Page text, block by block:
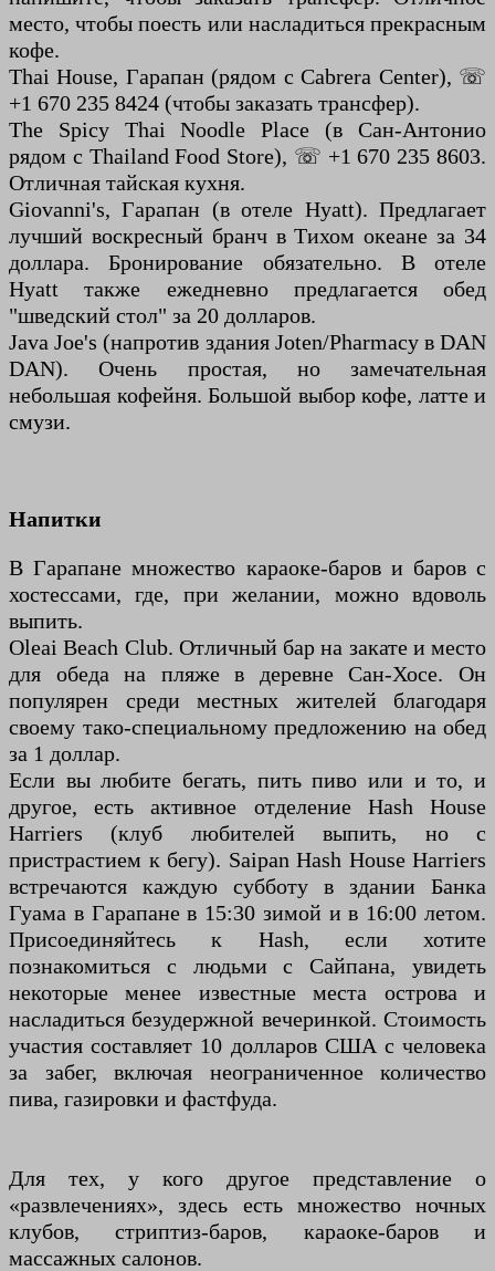
место, чтобы поесть или насладиться прекрасным
кофе.
Thai House, Гарапан (рядом с Cabrera Center), ☏
+1 670 235 8424 (чтобы заказать трансфер).
The Spicy Thai Noodle Place (в Сан-Антонио
рядом с Thailand Food Store), ☏ +1 670 235 8603.
Отличная тайская кухня.
Giovanni's, Гарапан (в отеле Hyatt). Предлагает
лучший воскресный бранч в Тихом океане за 34
доллара. Бронирование обязательно. В отеле
Hyatt также ежедневно предлагается обед
"шведский стол" за 20 долларов.
Java Joe's (напротив здания Joten/Pharmacy в DAN
DAN). Очень простая, но замечательная
небольшая кофейня. Большой выбор кофе, латте и
смузи.
Напитки
В Гарапане множество караоке-баров и баров с
хостессами, где, при желании, можно вдоволь
выпить.
Oleai Beach Club. Отличный бар на закате и место
для обеда на пляже в деревне Сан-Хосе. Он
популярен среди местных жителей благодаря
своему тако-специальному предложению на обед
за 1 доллар.
Если вы любите бегать, пить пиво или и то, и
другое, есть активное отделение Hash House
Harriers (клуб любителей выпить, но с
пристрастием к бегу). Saipan Hash House Harriers
встречаются каждую субботу в здании Банка
Гуама в Гарапане в 15:30 зимой и в 16:00 летом.
Присоединяйтесь к Hash, если хотите
познакомиться с людьми с Сайпана, увидеть
некоторые менее известные места острова и
насладиться безудержной вечеринкой. Стоимость
участия составляет 10 долларов США с человека
за забег, включая неограниченное количество
пива, газировки и фастфуда.
Для тех, у кого другое представление о
«развлечениях», здесь есть множество ночных
клубов, стриптиз-баров, караоке-баров и
массажных салонов.